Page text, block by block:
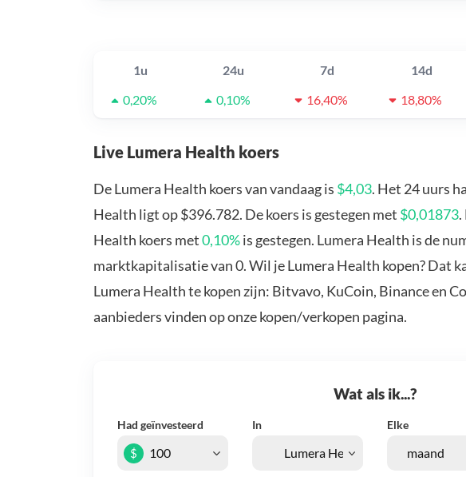
1u 24u 7d 14d
0,20%
0,10% 16,40% 18,80%
Live Lumera Health koers
De Lumera Health koers van vandaag is $4,03. Het 24 uurs
Health ligt op $396.782. De koers is gestegen met $0,01873
Health koers met0,10%is gestegen. Lumera Health is de
marktkapitalisatie van 0. Wil je Lumera Health kopen? Dat
Lumera Health te kopen zijn: Bitvavo, KuCoin, Binance en
aanbieders vinden op onze kopen/verkopen pagina.
Wat als ik...?
Had geïnvesteerd In Elke
$